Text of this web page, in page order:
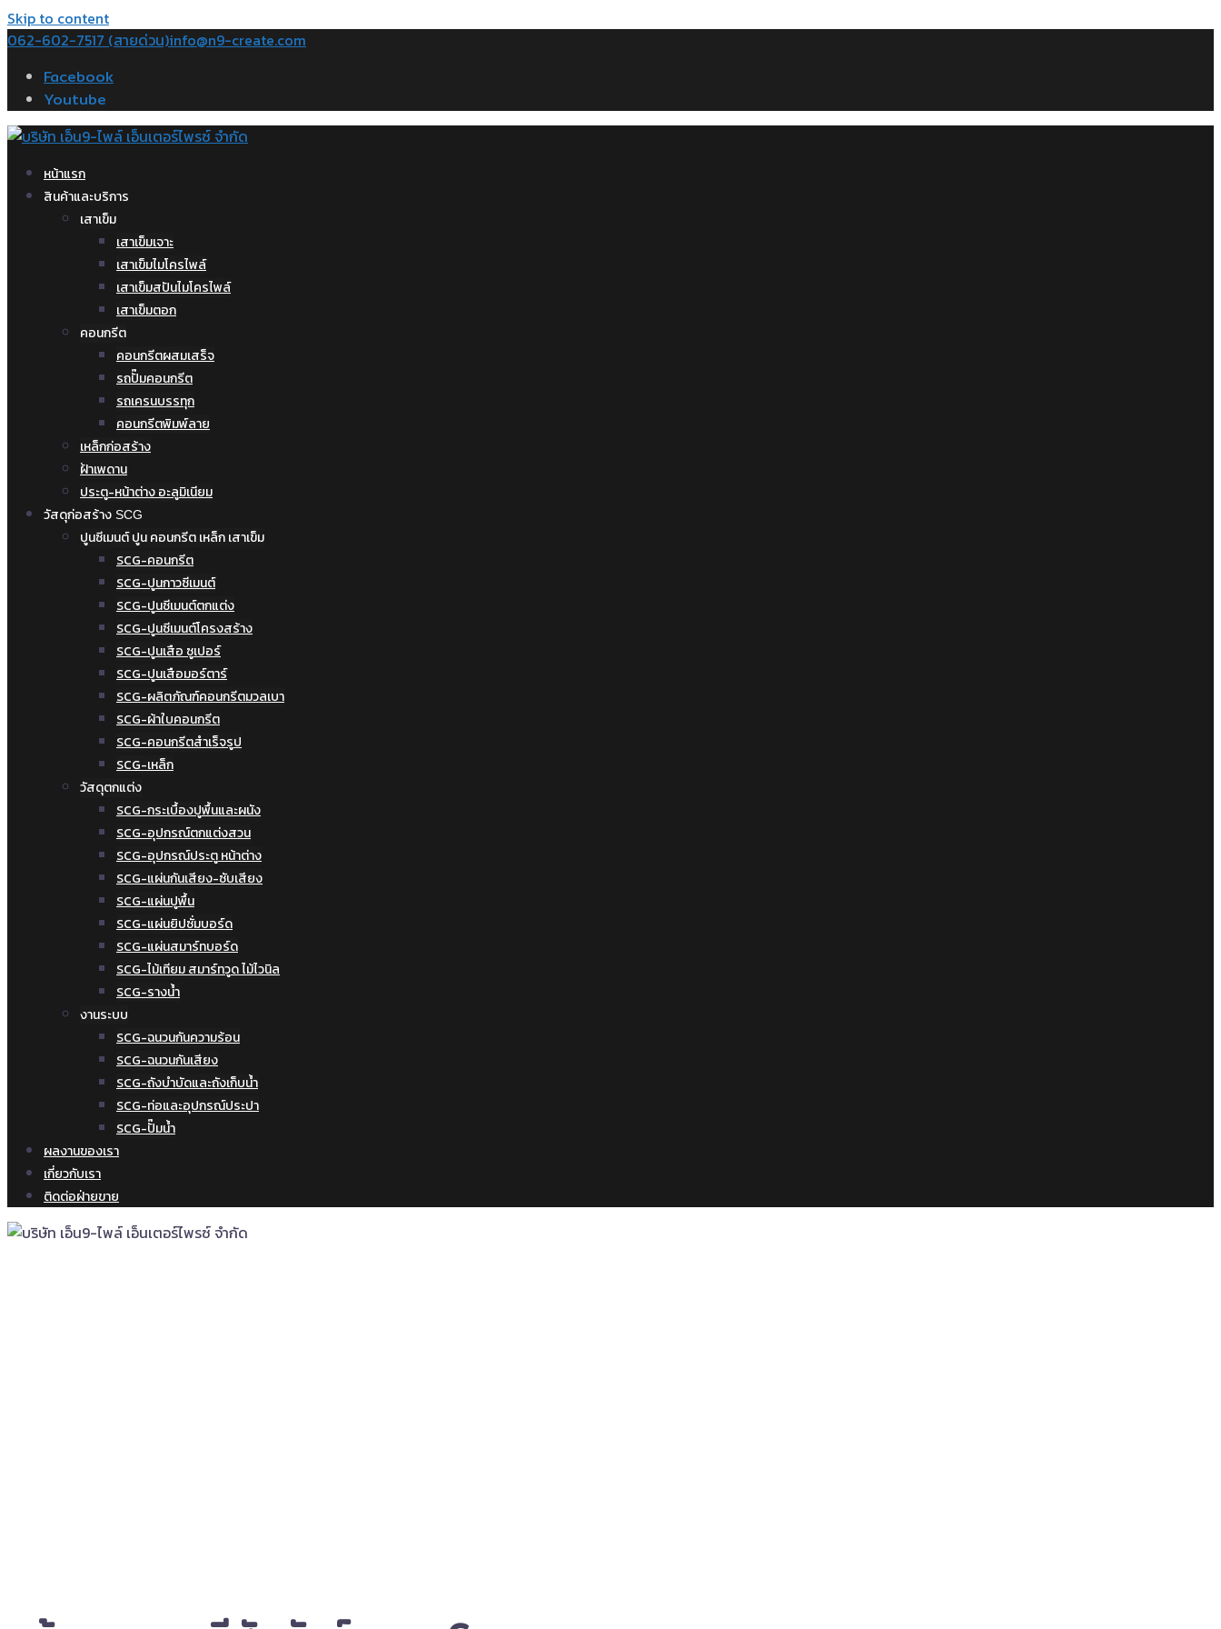
Skip to content
062-602-7517 (สายด่วน)info@n9-create.com
Facebook
Youtube
หน้าแรก
สินค้าและบริการ
เสาเข็ม
เสาเข็มเจาะ
เสาเข็มไมโครไพล์
เสาเข็มสปันไมโครไพล์
เสาเข็มตอก
คอนกรีต
คอนกรีตผสมเสร็จ
รถปั๊มคอนกรีต
รถเครนบรรทุก
คอนกรีตพิมพ์ลาย
เหล็กก่อสร้าง
ฝ้าเพดาน
ประตู-หน้าต่าง อะลูมิเนียม
วัสดุก่อสร้าง SCG
ปูนซีเมนต์ ปูน คอนกรีต เหล็ก เสาเข็ม
SCG-คอนกรีต
SCG-ปูนกาวซีเมนต์
SCG-ปูนซีเมนต์ตกแต่ง
SCG-ปูนซีเมนต์โครงสร้าง
SCG-ปูนเสือ ซูเปอร์
SCG-ปูนเสือมอร์ตาร์
SCG-ผลิตภัณฑ์คอนกรีตมวลเบา
SCG-ผ้าใบคอนกรีต
SCG-คอนกรีตสำเร็จรูป
SCG-เหล็ก
วัสดุตกแต่ง
SCG-กระเบื้องปูพื้นและผนัง
SCG-อุปกรณ์ตกแต่งสวน
SCG-อุปกรณ์ประตู หน้าต่าง
SCG-แผ่นกันเสียง-ซับเสียง
SCG-แผ่นปูพื้น
SCG-แผ่นยิปซั่มบอร์ด
SCG-แผ่นสมาร์ทบอร์ด
SCG-ไม้เทียม สมาร์ทวูด ไม้ไวนิล
SCG-รางน้ำ
งานระบบ
SCG-ฉนวนกันความร้อน
SCG-ฉนวนกันเสียง
SCG-ถังบำบัดและถังเก็บน้ำ
SCG-ท่อและอุปกรณ์ประปา
SCG-ปั๊มน้ำ
ผลงานของเรา
เกี่ยวกับเรา
ติดต่อฝ่ายขาย